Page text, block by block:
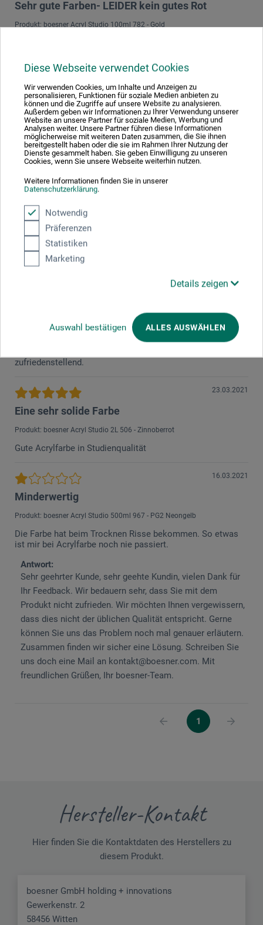
Diese Webseite verwendet Cookies
Wir verwenden Cookies, um Inhalte und Anzeigen zu
personalisieren, Funktionen für soziale Medien anbieten zu
können und die Zugriffe auf unsere Website zu analysieren.
Außerdem geben wir Informationen zu Ihrer Verwendung unserer
Website an unsere Partner für soziale Medien, Werbung und
Analysen weiter. Unsere Partner führen diese Informationen
möglicherweise mit weiteren Daten zusammen, die Sie ihnen
bereitgestellt haben oder die sie im Rahmen Ihrer Nutzung der
Dienste gesammelt haben. Sie geben Einwilligung zu unseren
Cookies, wenn Sie unsere Webseite weiterhin nutzen.
Weitere Informationen finden Sie in unserer
Datenschutzerklärung.
Notwendig
Präferenzen
Statistiken
Marketing
Details zeigen
Auswahl bestätigen ALLES AUSWÄHLEN
Sehr gute Farben- LEIDER kein gutes Rot
Produkt: boesner Acryl Studio 100ml 782 - Gold
Linie durchprobiert, und bin mit den meisten sehr zufrieden.
Habe gerade mit Gold einige kleine Leinwände grundiert,
und bin wirklich zufrieden! Musste zwar 2-3x auftragen, was
zu erwarten war bei Studienqualität, aber die Farbe glänzt
und leuchtet wirklich schön. Ein Kritikpunkt bleibt aber: es
gibt bei der Acryl Studio Linie kein vernünftiges Rot! Bitte
liebe Firma boesner, wir brauchen einen schönen Rot-Ton-
z.B. Kadmiumrot!
Schöne Farben, falsche Darstellung
Produkt: boesner Acryl Studio 250ml 621 - PG1 Cyan
Die Farben sind sehr schön und lassen sich gut verarbeiten.
Teilweise entspricht die farbliche Darstellung online jedoch
nicht der Realität. So lässt sich auf den ersten Blick auf
Leinwand kaum ein Unterschied zwischen 620 und 621
erkennen - online jedoch deutlich.
Sehr schöne und satte Farben
Produkt: boesner Acryl Studio 250ml 622 - PG1 Türkis
zufriedenstellend.
23.03.2021
Eine sehr solide Farbe
Produkt: boesner Acryl Studio 2L 506 - Zinnoberrot
Gute Acrylfarbe in Studienqualität
16.03.2021
Minderwertig
Produkt: boesner Acryl Studio 500ml 967 - PG2 Neongelb
Die Farbe hat beim Trocknen Risse bekommen. So etwas
ist mir bei Acrylfarbe noch nie passiert.
Antwort:
Sehr geehrter Kunde, sehr geehte Kundin, vielen Dank für
Ihr Feedback. Wir bedauern sehr, dass Sie mit dem
Produkt nicht zufrieden. Wir möchten Ihnen vergewissern,
dass dies nicht der üblichen Qualität entspricht. Gerne
können Sie uns das Problem noch mal genauer erläutern.
Zusammen finden wir sicher eine Lösung. Schreiben Sie
uns doch eine Mail an kontakt@boesner.com. Mit
freundlichen Grüßen, Ihr boesner-Team.
1
Hersteller-Kontakt
Hier finden Sie die Kontaktdaten des Herstellers zu
diesem Produkt.
boesner GmbH holding + innovations
Gewerkenstr. 2
58456 Witten